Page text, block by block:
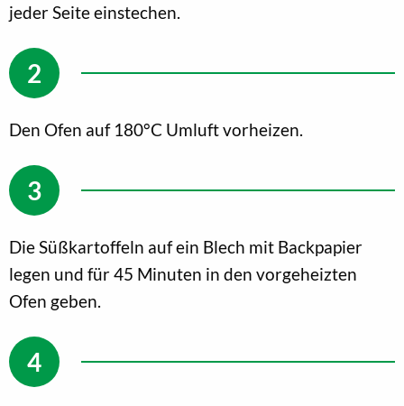
jeder Seite einstechen.
Den Ofen auf 180°C Umluft vorheizen.
Die Süßkartoffeln auf ein Blech mit Backpapier
legen und für 45 Minuten in den vorgeheizten
Ofen geben.